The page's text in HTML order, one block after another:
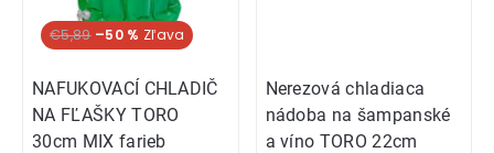
€5,89 –50 %
NAFUKOVACÍ CHLADIČ
NA FĽAŠKY TORO
30cm MIX farieb
Nerezová chladiaca
nádoba na šampanské
a víno TORO 22cm